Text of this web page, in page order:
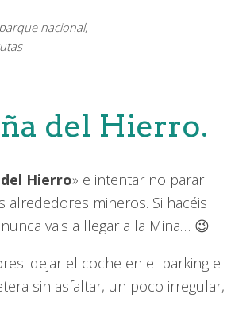
del Hierro.
Hierro» e intentar no parar
mineros. Si hacéis
vais a llegar a la Mina… 😉
dejar el coche en el parking e
sin asfaltar, un poco irregular,